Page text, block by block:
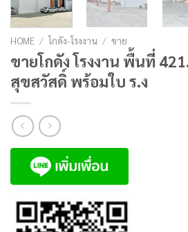
HOME / โกดัง-โรงงาน / ขาย
ขายโกดัง โรงงาน พื้นที่
สุขสวัสดิ์ พร้อมใบ ร.ง